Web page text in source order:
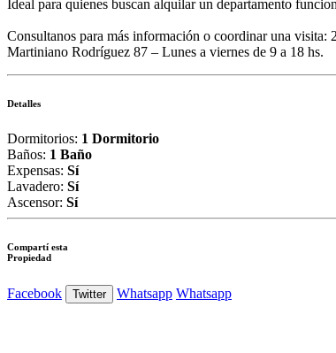
Ideal para quienes buscan alquilar un departamento
Consultanos para más información o coordinar una visita:
Martiniano Rodríguez 87 – Lunes a viernes de 9 a 18 hs.
Detalles
Dormitorios: 1 Dormitorio
Baños: 1 Baño
Expensas: Sí
Lavadero: Sí
Ascensor: Sí
Compartí esta
Propiedad
Facebook Twitter Whatsapp Whatsapp